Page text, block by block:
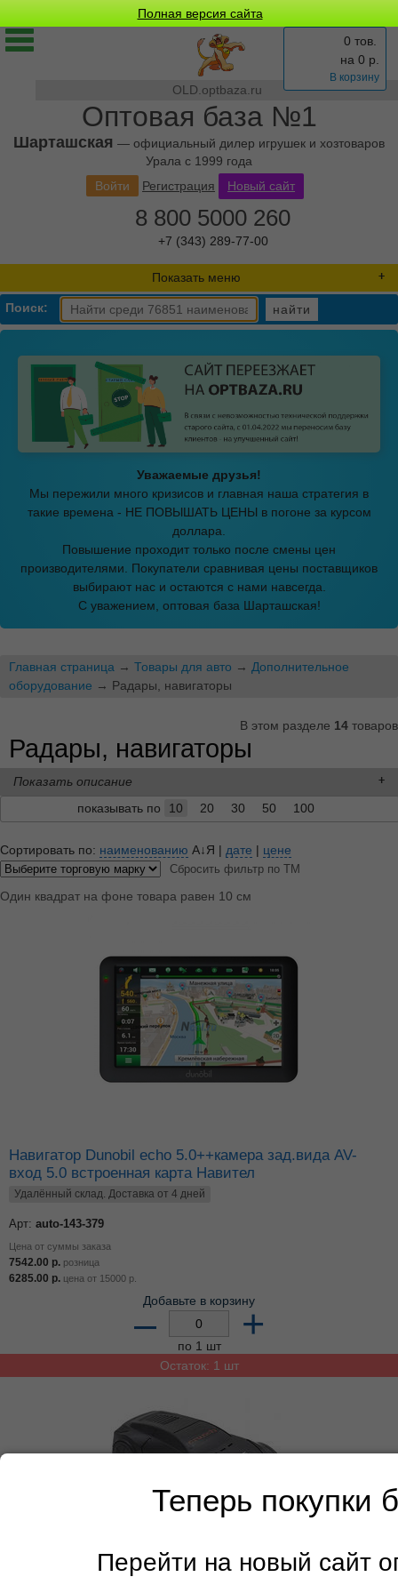
Полная версия сайта
OLD.optbaza.ru
Оптовая база №1
Шарташская — официальный дилер игрушек и хозтоваров
Урала с 1999 года
0 тов.
на 0 р.
В корзину
Войти Регистрация Новый сайт
8 800 5000 260
+7 (343) 289-77-00
Показать меню
Поиск: найти
Теперь покупки
Перейти на новый сайт
Уважаемые друзья!
Мы пережили много кризисов и главная наша стратегия в
такие времена - НЕ ПОВЫШАТЬ ЦЕНЫ в погоне за курсом
доллара.
Повышение проходит только после смены цен
производителями. Покупатели сравнивая цены поставщиков
выбирают нас и остаются с нами навсегда.
С уважением, оптовая база Шарташская!
Главная страница → Товары для авто → Дополнительное
оборудование → Радары, навигаторы
В этом разделе 14 товаров
Радары, навигаторы
Показать описание
показывать по
10 20 30 50 100
Сортировать по: наименованию А↓Я | дате | цене
Сбросить фильтр по ТМ
Один квадрат на фоне товара равен 10 см
Навигатор Dunobil echo 5.0++камера зад.вида AV-
вход 5.0 встроенная карта Навител
Удалённый склад. Доставка от 4 дней
Арт: auto-143-379
Цена от суммы заказа
7542.00 р. розница
6285.00 р. цена от 15000 р.
Добавьте в корзину
– +
по 1 шт
Остаток: 1 шт
Радар-детектор CRUNCH 211B УЦЕНКА Б/У
Удалённый склад. Доставка от 4 дней